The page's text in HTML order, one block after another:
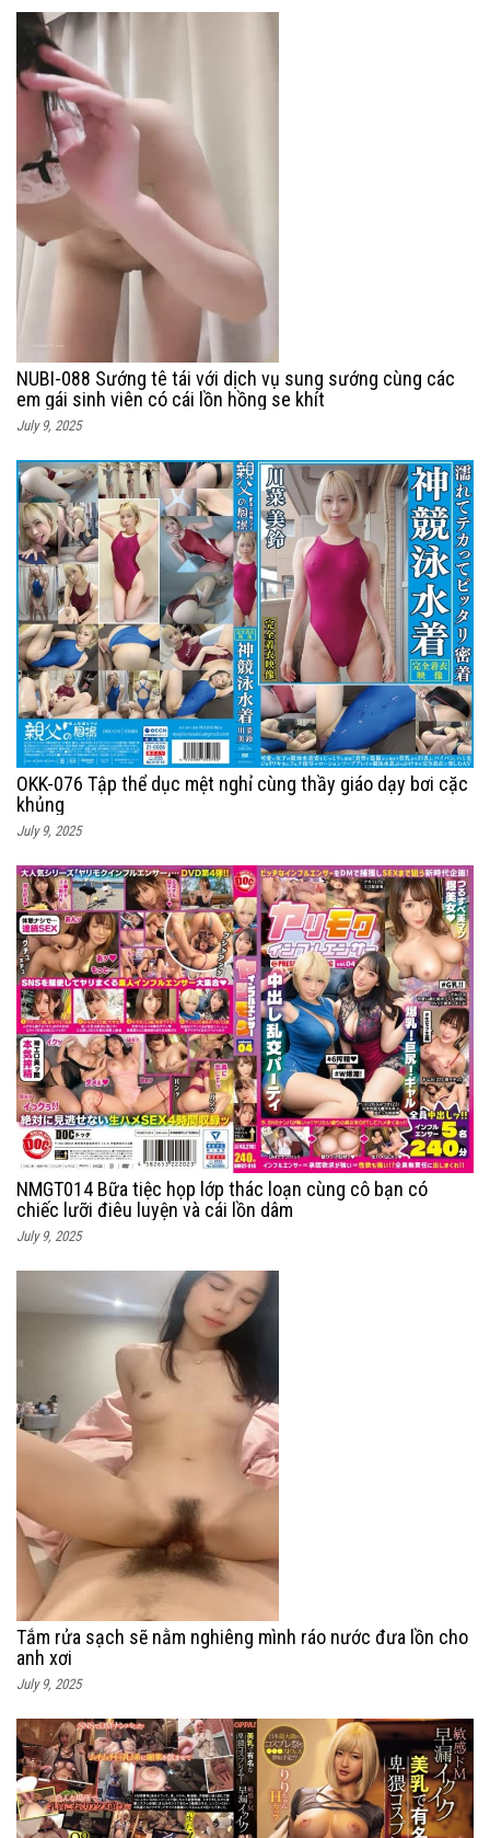
NUBI-088 Sướng tê tái với dịch vụ sung sướng cùng các
em gái sinh viên có cái lồn hồng se khít
July 9, 2025
OKK-076 Tập thể dục mệt nghỉ cùng thầy giáo dạy bơi cặc
khủng
July 9, 2025
NMGT014 Bữa tiệc họp lớp thác loạn cùng cô bạn có
chiếc lưỡi điêu luyện và cái lồn dâm
July 9, 2025
Tắm rửa sạch sẽ nằm nghiêng mình ráo nước đưa lồn cho
anh xơi
July 9, 2025